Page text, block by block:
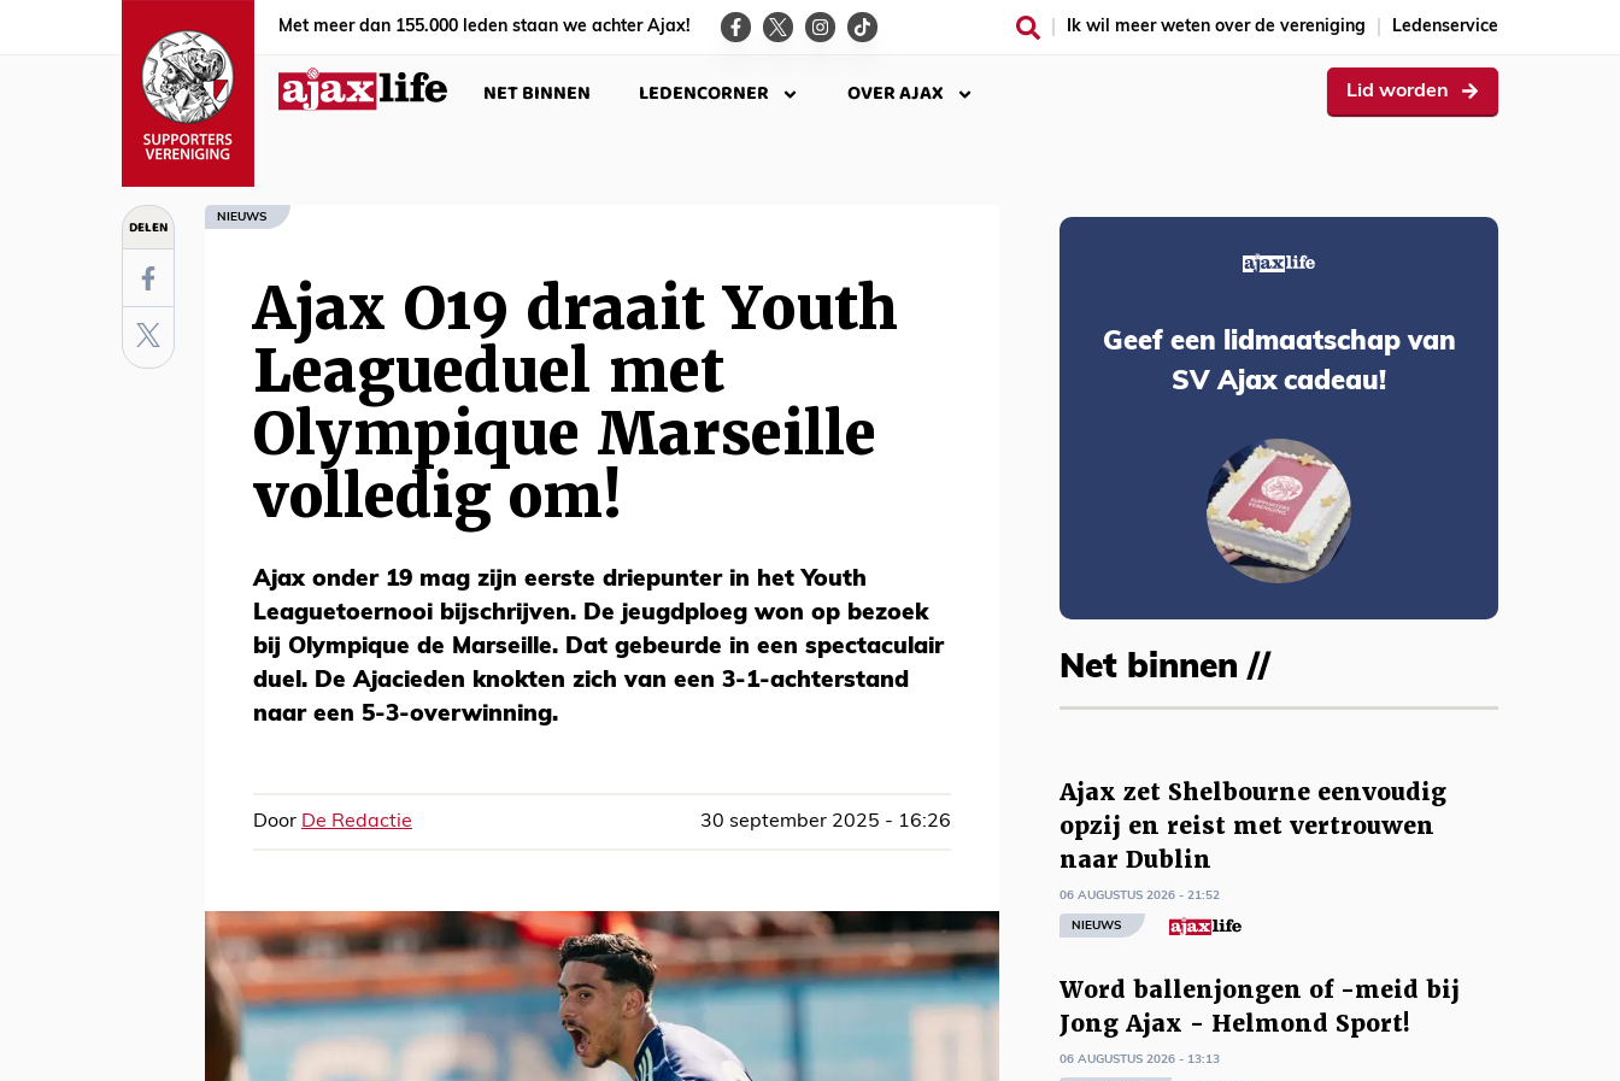
Met meer dan 155.000 leden staan we achter Ajax! Ik wil meer weten over de vereniging Ledenservice
NET BINNEN LEDENCORNER OVER AJAX Lid worden
DELEN NIEUWS
Ajax O19 draait Youth
Leagueduel met
Olympique Marseille
volledig om!
Ajax onder 19 mag zijn eerste driepunter in het Youth
Leaguetoernooi bijschrijven. De jeugdploeg won op bezoek
bij Olympique de Marseille. Dat gebeurde in een spectaculair
duel. De Ajacieden knokten zich van een 3-1-achterstand
naar een 5-3-overwinning.
Door De Redactie 30 september 2025 - 16:26
Geef een lidmaatschap van
SV Ajax cadeau!
Net binnen //
Ajax zet Shelbourne eenvoudig
opzij en reist met vertrouwen
naar Dublin
06 AUGUSTUS 2026 - 21:52
NIEUWS
Word ballenjongen of -meid bij
Jong Ajax - Helmond Sport!
06 AUGUSTUS 2026 - 13:13